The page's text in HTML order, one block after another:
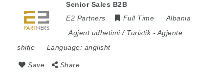
Senior Sales B2B
E2 Partners
Full Time
Albania
Agjent udhetimi / Turistik- Agjente
shitje
Language: anglisht
Save Share